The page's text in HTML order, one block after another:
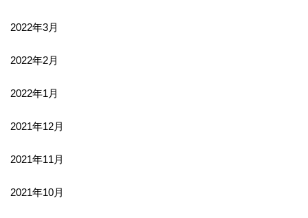
2022年3月
2022年2月
2022年1月
2021年12月
2021年11月
2021年10月